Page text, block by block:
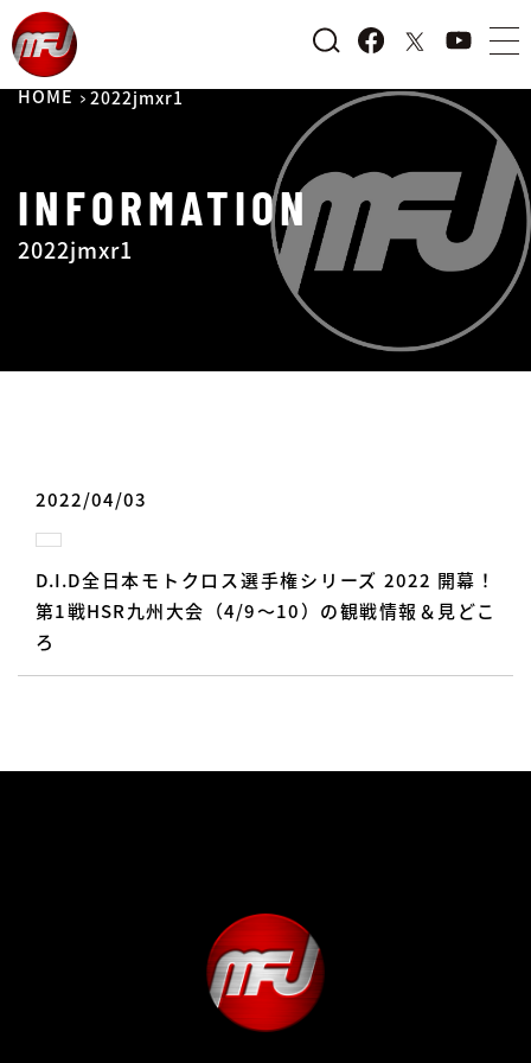
HOME 2022jmxr1
INFORMATION
2022jmxr1
2022/04/03
D.I.D全日本モトクロス選手権シリーズ 2022 開幕！
第1戦HSR九州大会（4/9〜10）の観戦情報＆見どこ
ろ